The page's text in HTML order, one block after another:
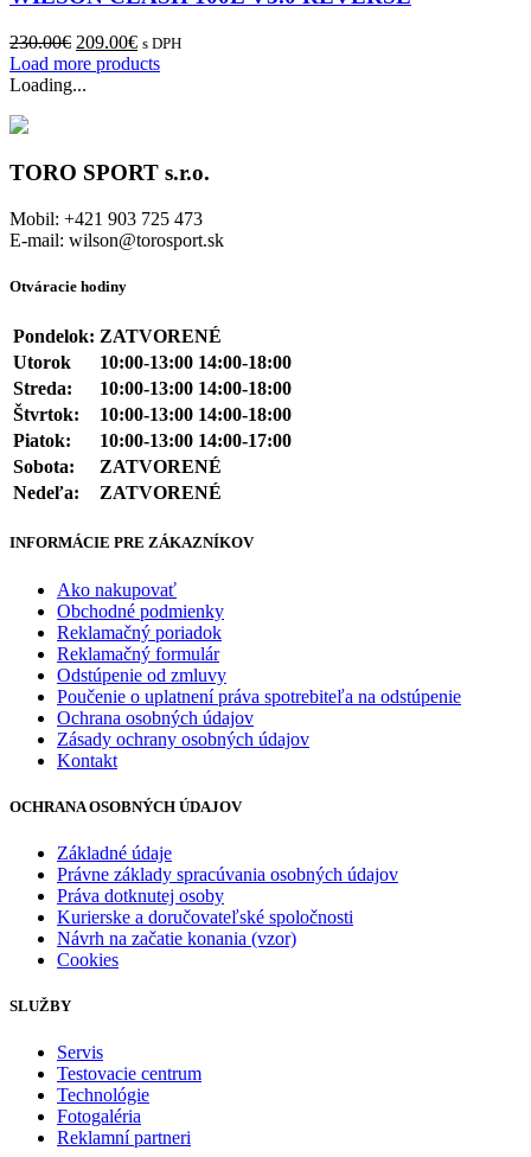
Možnosti
si
môžete
vybrať
230.00€ Pôvodná
cena
209.00€Aktuálna
cena
s DPH
Load more products
Loading...
TORO SPORT s.r.o.
Mobil: +421 903 725 473
E-mail: wilson@torosport.sk
Otváracie hodiny
Pondelok: ZATVORENÉ
Utorok
10:00-13:00 14:00-18:00
Streda:
10:00-13:00 14:00-18:00
Štvrtok:
10:00-13:00 14:00-18:00
Piatok:
10:00-13:00 14:00-17:00
Sobota:
ZATVORENÉ
Nedeľa:
ZATVORENÉ
INFORMÁCIE PRE ZÁKAZNÍKOV
Ako nakupovať
Obchodné podmienky
Reklamačný poriadok
Reklamačný formulár
Odstúpenie od zmluvy
Poučenie o uplatnení práva spotrebiteľa na odstúpenie
Ochrana osobných údajov
Zásady ochrany osobných údajov
Kontakt
OCHRANA OSOBNÝCH ÚDAJOV
Základné údaje
Právne základy spracúvania osobných údajov
Práva dotknutej osoby
Kurierske a doručovateľské spoločnosti
Návrh na začatie konania (vzor)
Cookies
SLUŽBY
Servis
Testovacie centrum
Technológie
Fotogaléria
Reklamní partneri